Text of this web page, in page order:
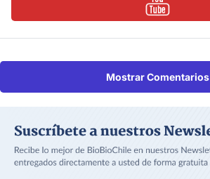
Mostrar Comentarios